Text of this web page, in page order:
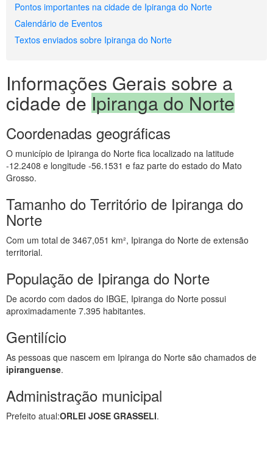
Pontos importantes na cidade de Ipiranga do Norte
Calendário de Eventos
Textos enviados sobre Ipiranga do Norte
Informações Gerais sobre a
cidade de Ipiranga do Norte
Coordenadas geográficas
O município de Ipiranga do Norte fica localizado na latitude
-12.2408 e longitude -56.1531 e faz parte do estado do Mato
Grosso.
Tamanho do Território de Ipiranga do
Norte
Com um total de 3467,051 km², Ipiranga do Norte de extensão
territorial.
População de Ipiranga do Norte
De acordo com dados do IBGE, Ipiranga do Norte possui
aproximadamente 7.395 habitantes.
Gentilício
As pessoas que nascem em Ipiranga do Norte são chamados de
ipiranguense.
Administração municipal
Prefeito atual:ORLEI JOSE GRASSELI.